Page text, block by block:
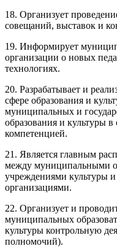
18. Организует
совещаний, выставок и
19. Информирует
организации о новых
технологиях.
20. Разрабатывает и
сфере образования и
муниципальных и
образования и культуры в
компетенцией.
21. Является главным
между муниципальными
учреждениями культуры
организациями.
22. Организует и
муниципальных
культуры контрольную
полномочий).